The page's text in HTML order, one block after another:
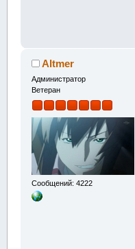
Altmer
Администратор
Ветеран
Сообщений: 4222